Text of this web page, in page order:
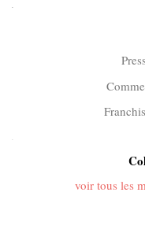
.
voir tous les